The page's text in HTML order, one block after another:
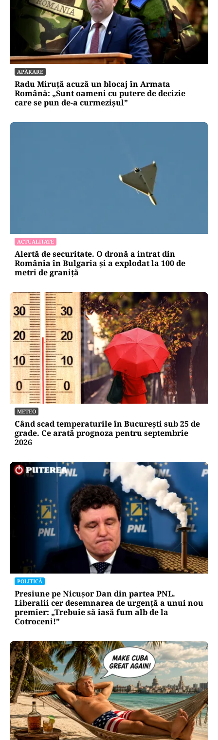
APĂRARE
Radu Miruță acuză un blocaj în Armata
Română: „Sunt oameni cu putere de decizie
care se pun de-a curmezișul”
ACTUALITATE
Alertă de securitate. O dronă a intrat din
România în Bulgaria şi a explodat la 100 de
metri de graniţă
METEO
Când scad temperaturile în București sub 25 de
grade. Ce arată prognoza pentru septembrie
2026
POLITICĂ
Presiune pe Nicușor Dan din partea PNL.
Liberalii cer desemnarea de urgență a unui nou
premier: „Trebuie să iasă fum alb de la
Cotroceni!”